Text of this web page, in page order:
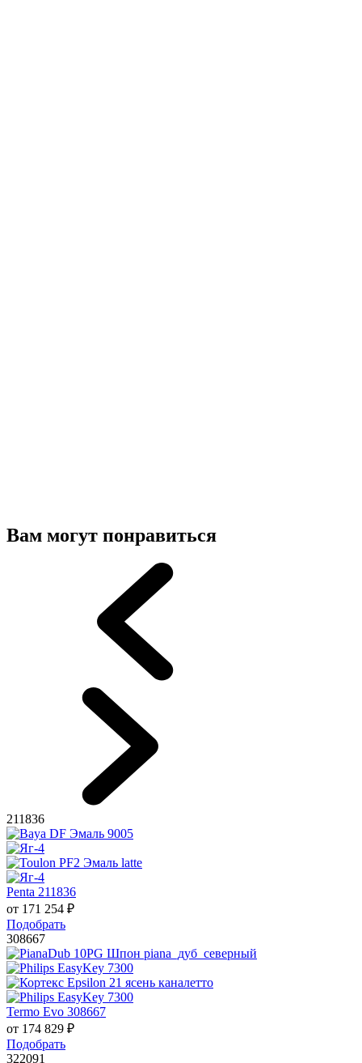
Вам могут понравиться
211836
Penta 211836
от 171 254 ₽
Подобрать
308667
Termo Evo 308667
от 174 829 ₽
Подобрать
322091